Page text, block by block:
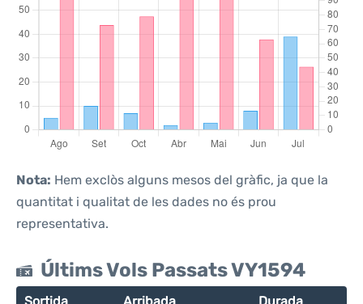
Nota: Hem exclòs alguns mesos del gràfic, ja que la
quantitat i qualitat de les dades no és prou
representativa.
Últims Vols Passats VY1594